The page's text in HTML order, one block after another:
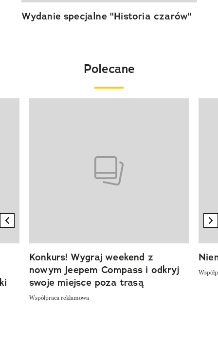
Wydanie specjalne "Historia czarów"
Polecane
previous element
Konkurs! Wygraj weekend z
nowym Jeepem Compass i odkryj
swoje miejsce poza trasą
Współpraca reklamowa